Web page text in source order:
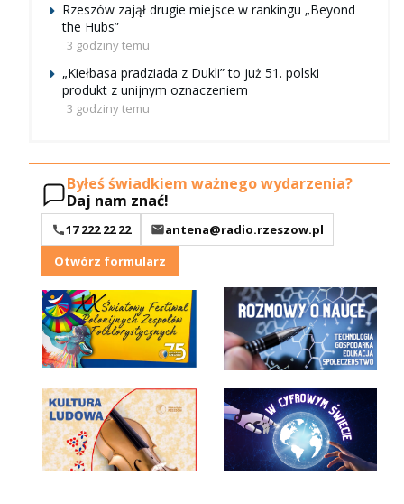
Rzeszów zajął drugie miejsce w rankingu „Beyond
the Hubs”
3 godziny temu
„Kiełbasa pradziada z Dukli” to już 51. polski
produkt z unijnym oznaczeniem
3 godziny temu
Byłeś świadkiem ważnego wydarzenia?
Daj nam znać!
17 222 22 22
antena@radio.rzeszow.pl
Otwórz formularz